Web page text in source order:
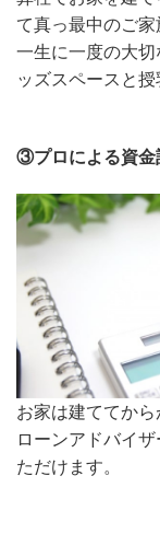
て真っ最中のご家
一生に一度の大
ッズスペースと授
③プロによる資金
お家は建ててか
ローンアドバイ
ただけます。